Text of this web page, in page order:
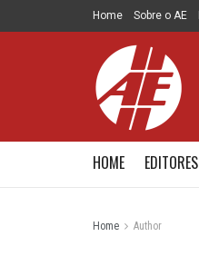
Home Sobre o AE
HOME EDITORES
Home Author